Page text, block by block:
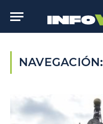
NAVEGACIÓN: